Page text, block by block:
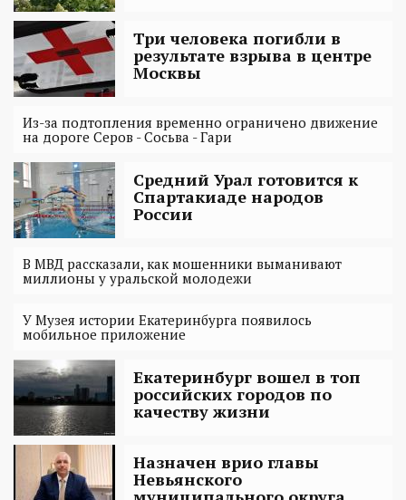
Три человека погибли в
результате взрыва в центре
Москвы
Из-за подтопления временно ограничено движение
на дороге Серов - Сосьва - Гари
Средний Урал готовится к
Спартакиаде народов
России
В МВД рассказали, как мошенники выманивают
миллионы у уральской молодежи
У Музея истории Екатеринбурга появилось
мобильное приложение
Екатеринбург вошел в топ
российских городов по
качеству жизни
Назначен врио главы
Невьянского